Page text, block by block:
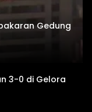
Gedung
3-0 di Gelora